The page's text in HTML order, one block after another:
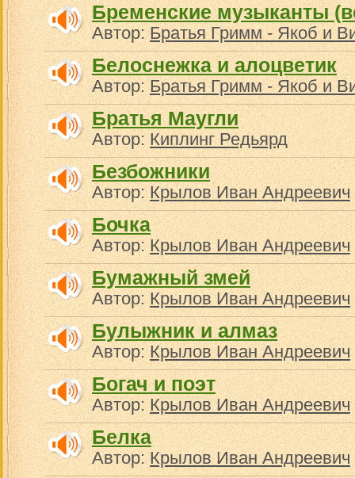
Бременские музыканты
Автор:Братья Гримм - Якоб и
Белоснежка и алоцветик
Автор:Братья Гримм - Якоб и
Братья Маугли
Автор:Киплинг Редьярд
Безбожники
Автор:Крылов Иван Андреевич
Бочка
Автор:Крылов Иван Андреевич
Бумажный змей
Автор:Крылов Иван Андреевич
Булыжник и алмаз
Автор:Крылов Иван Андреевич
Богач и поэт
Автор:Крылов Иван Андреевич
Белка
Автор:Крылов Иван Андреевич